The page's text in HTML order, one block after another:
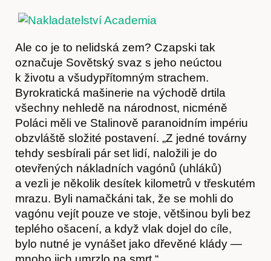
Ale co je to nelidská zem? Czapski tak
označuje Sovětský svaz s jeho neúctou
k životu a všudypřítomným strachem.
Byrokratická mašinerie na východě drtila
všechny nehledě na národnost, nicméně
Poláci měli ve Stalinově paranoidním impériu
obzvláště složité postavení. „Z jedné továrny
tehdy sesbírali pár set lidí, naložili je do
otevřených nákladních vagónů (uhláků)
a vezli je několik desítek kilometrů v třeskutém
mrazu. Byli namačkáni tak, že se mohli do
vagónu vejít pouze ve stoje, většinou byli bez
teplého ošacení, a když vlak dojel do cíle,
bylo nutné je vynášet jako dřevěné klády —